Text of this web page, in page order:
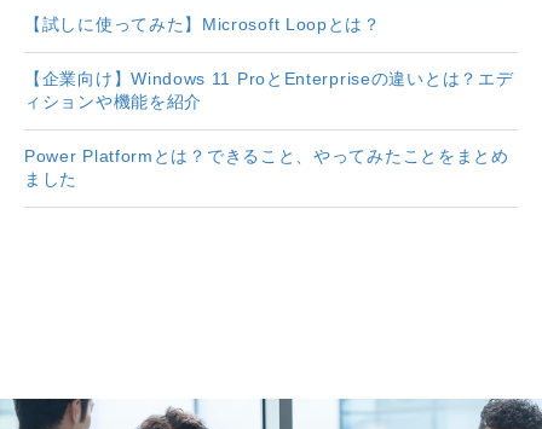
【試しに使ってみた】Microsoft Loopとは？
【企業向け】Windows 11 ProとEnterpriseの違いとは？エデ
ィションや機能を紹介
Power Platformとは？できること、やってみたことをまとめ
ました